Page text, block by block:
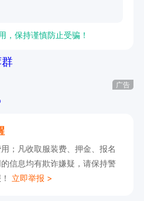
，保持谨慎防止受骗！
广告
；凡收取服装费、押金、报名
信息均有欺诈嫌疑，请保持警
立即举报 >